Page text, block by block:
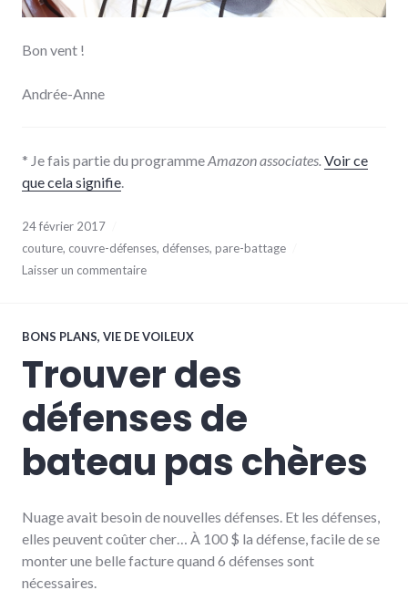
Bon vent !
Andrée-Anne
* Je fais partie du programmeAmazon associates. Voir ce
que cela signifie
24 février 2017
couture, couvre-défenses, défenses, pare-battage
Laisser un commentaire
BONS PLANS, VIE DE VOILEUX
Trouver des
défenses de
bateau pas chères
Nuage avait besoin de nouvelles défenses. Et les défenses,
elles peuvent coûter cher… À 100 $ la défense, facile de se
monter une belle facture quand 6 défenses sont
nécessaires.